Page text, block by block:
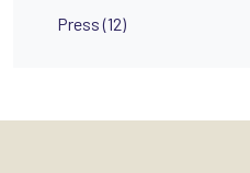
Press (12)